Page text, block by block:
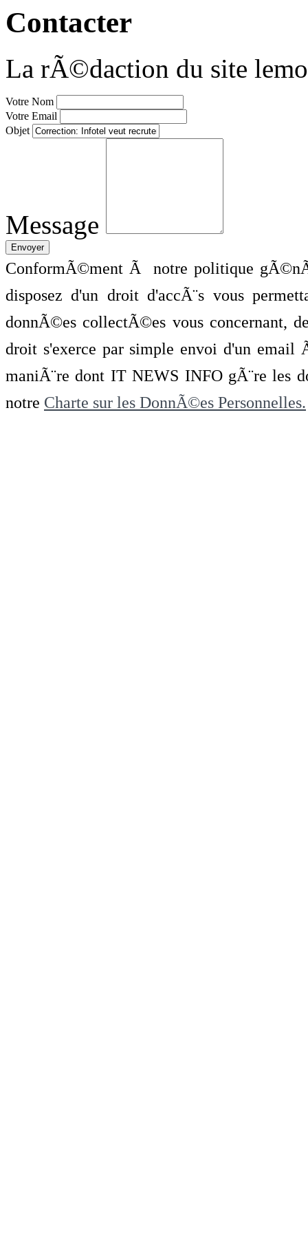
Contacter
La rÃ©daction du site
Votre Nom
Votre Email
Objet
Message
ConformÃ©ment Ã notre politique
disposez d'un droit d'accÃ¨s vous
donnÃ©es collectÃ©es vous concernant,
droit s'exerce par simple envoi d'un
maniÃ¨re dont IT NEWS INFO gÃ¨re les
notre Charte sur les DonnÃ©es Personnelles.